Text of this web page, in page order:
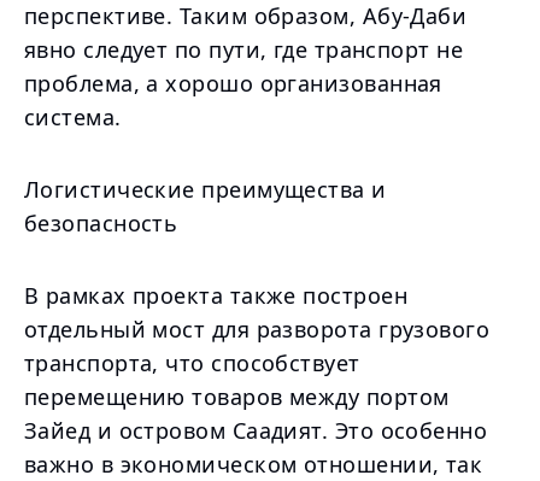
перспективе. Таким образом, Абу-Даби
явно следует по пути, где транспорт не
проблема, а хорошо организованная
система.
Логистические преимущества и
безопасность
В рамках проекта также построен
отдельный мост для разворота грузового
транспорта, что способствует
перемещению товаров между портом
Зайед и островом Саадият. Это особенно
важно в экономическом отношении, так